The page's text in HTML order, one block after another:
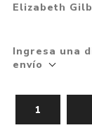
Elizabeth
Ingresa una
envío